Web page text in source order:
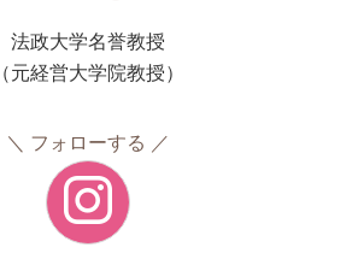
法政大学名誉教授
（元経営大学院教授）
フォローする